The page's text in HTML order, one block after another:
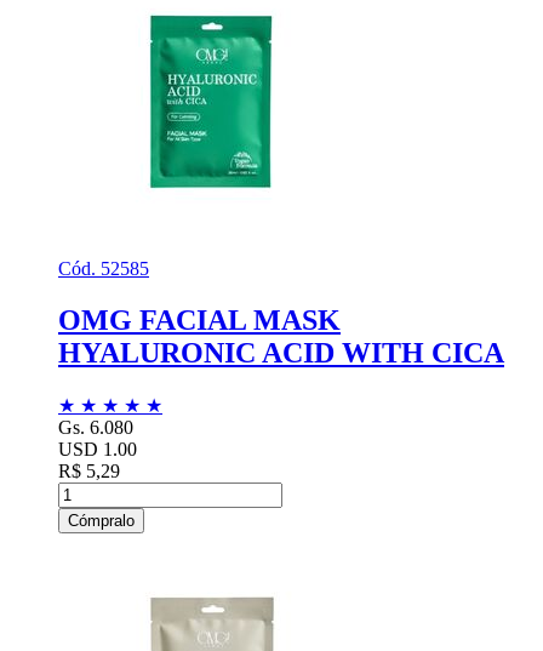
Cód. 52585
OMG FACIAL MASK
HYALURONIC ACID WITH CICA
★ ★ ★ ★ ★
Gs. 6.080
USD 1.00
R$ 5,29
Cómpralo